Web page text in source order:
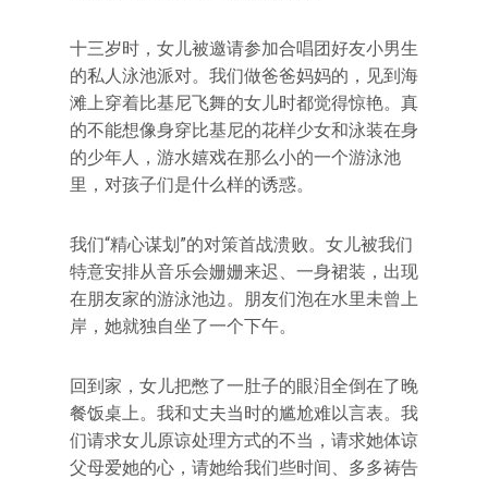
十三岁时，女儿被邀请参加合唱团好友小男生
的私人泳池派对。我们做爸爸妈妈的，见到海
滩上穿着比基尼飞舞的女儿时都觉得惊艳。真
的不能想像身穿比基尼的花样少女和泳装在身
的少年人，游水嬉戏在那么小的一个游泳池
里，对孩子们是什么样的诱惑。
我们“精心谋划”的对策首战溃败。女儿被我们
特意安排从音乐会姗姗来迟、一身裙装，出现
在朋友家的游泳池边。朋友们泡在水里未曾上
岸，她就独自坐了一个下午。
回到家，女儿把憋了一肚子的眼泪全倒在了晚
餐饭桌上。我和丈夫当时的尴尬难以言表。我
们请求女儿原谅处理方式的不当，请求她体谅
父母爱她的心，请她给我们些时间、多多祷告